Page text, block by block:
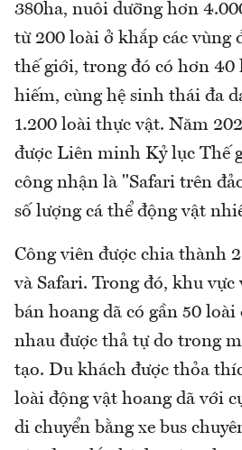
380ha, nuôi dưỡng hơn
từ 200 loài ở khắp các vùng
thế giới, trong đó có hơn 40
hiếm, cùng hệ sinh thái đa
1.200 loài thực vật. Năm
được Liên minh Kỷ lục Thế
công nhận là "Safari trên
số lượng cá thể động vật
Công viên được chia thành
và Safari. Trong đó, khu
bán hoang dã có gần 50
nhau được thả tự do trong
tạo. Du khách được thỏa
loài động vật hoang dã với
di chuyển bằng xe bus